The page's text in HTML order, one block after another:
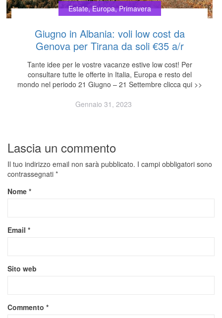
Estate,Europa,Primavera
Giugno in Albania: voli low cost da
Genova per Tirana da soli €35 a/r
Tante idee per le vostre vacanze estive low cost! Per
consultare tutte le offerte in Italia, Europa e resto del
mondo nel periodo 21 Giugno – 21 Settembre clicca qui >>
Gennaio 31, 2023
Lascia un commento
Il tuo indirizzo email non sarà pubblicato. I campi obbligatori sono
contrassegnati *
Nome *
Email *
Sito web
Commento *